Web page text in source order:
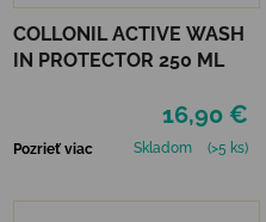
COLLONIL ACTIVE WASH
IN PROTECTOR 250 ML
16,90 €
Pozrieť viac Skladom (>5 ks)